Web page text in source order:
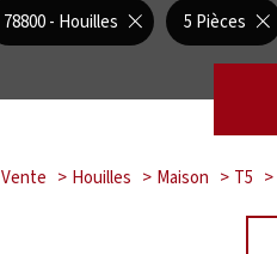
78800 - Houilles 5 Pièces
Vente Houilles Maison T5